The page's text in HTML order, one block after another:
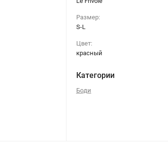
Размер:
S-L
Цвет:
красный
Категории
Боди